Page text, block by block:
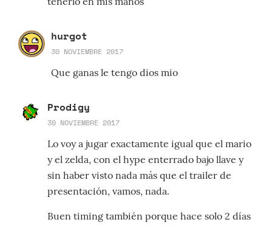
hurgot
30 NOVIEMBRE 2017
Que ganas le tengo dios mio
Prodigy
30 NOVIEMBRE 2017
Lo voy a jugar exactamente igual que el mario
y el zelda, con el hype enterrado bajo llave y
sin haber visto nada más que el trailer de
presentación, vamos, nada.
Buen timing también porque hace solo 2 días